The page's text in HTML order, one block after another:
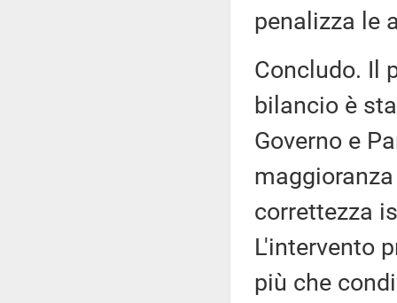
penalizza le
Concludo. Il
bilancio è
Governo e
correttezza
L'intervento
più che